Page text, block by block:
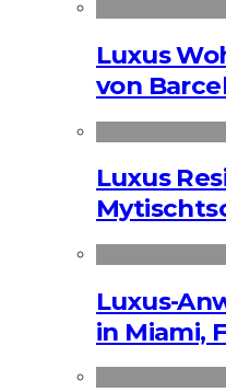
Luxus
von
Luxus
Luxus-
in Miami,